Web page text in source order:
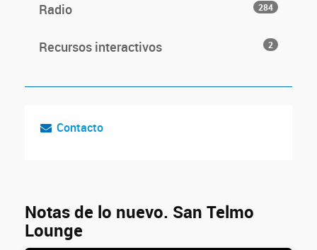
Radio 284
Recursos interactivos 2
Contacto
Notas de lo nuevo. San Telmo
Lounge